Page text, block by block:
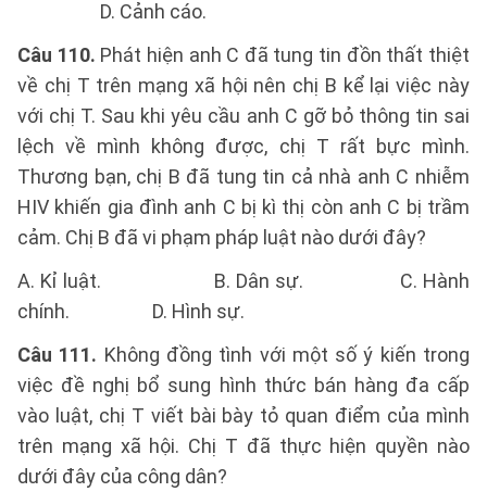
D. Cảnh cáo.
Câu 110. Phát hiện anh C đã tung tin đồn thất thiệt
về chị T trên mạng xã hội nên chị B kể lại việc này
với chị T. Sau khi yêu cầu anh C gỡ bỏ thông tin sai
lệch về mình không được, chị T rất bực mình.
Thương bạn, chị B đã tung tin cả nhà anh C nhiễm
HIV khiến gia đình anh C bị kì thị còn anh C bị trầm
cảm. Chị B đã vi phạm pháp luật nào dưới đây?
A. Kỉ luật. B. Dân sự. C. Hành
chính. D. Hình sự.
Câu 111. Không đồng tình với một số ý kiến trong
việc đề nghị bổ sung hình thức bán hàng đa cấp
vào luật, chị T viết bài bày tỏ quan điểm của mình
trên mạng xã hội. Chị T đã thực hiện quyền nào
dưới đây của công dân?